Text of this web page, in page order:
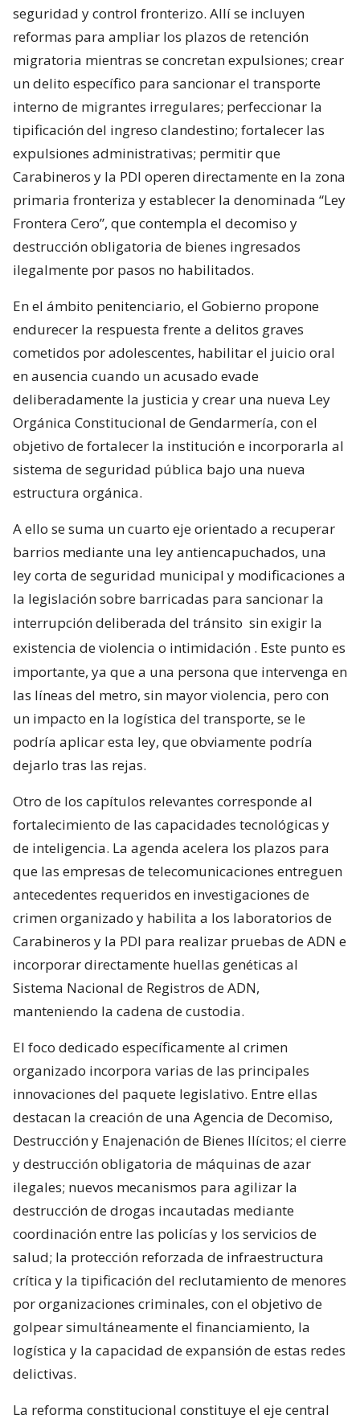
seguridad y control fronterizo. Allí se incluyen
reformas para ampliar los plazos de retención
migratoria mientras se concretan expulsiones; crear
un delito específico para sancionar el transporte
interno de migrantes irregulares; perfeccionar la
tipificación del ingreso clandestino; fortalecer las
expulsiones administrativas; permitir que
Carabineros y la PDI operen directamente en la zona
primaria fronteriza y establecer la denominada “Ley
Frontera Cero”, que contempla el decomiso y
destrucción obligatoria de bienes ingresados
ilegalmente por pasos no habilitados.
En el ámbito penitenciario, el Gobierno propone
endurecer la respuesta frente a delitos graves
cometidos por adolescentes, habilitar el juicio oral
en ausencia cuando un acusado evade
deliberadamente la justicia y crear una nueva Ley
Orgánica Constitucional de Gendarmería, con el
objetivo de fortalecer la institución e incorporarla al
sistema de seguridad pública bajo una nueva
estructura orgánica.
A ello se suma un cuarto eje orientado a recuperar
barrios mediante una ley antiencapuchados, una
ley corta de seguridad municipal y modificaciones a
la legislación sobre barricadas para sancionar la
interrupción deliberada del tránsito sin exigir la
existencia de violencia o intimidación . Este punto es
importante, ya que a una persona que intervenga en
las líneas del metro, sin mayor violencia, pero con
un impacto en la logística del transporte, se le
podría aplicar esta ley, que obviamente podría
dejarlo tras las rejas.
Otro de los capítulos relevantes corresponde al
fortalecimiento de las capacidades tecnológicas y
de inteligencia. La agenda acelera los plazos para
que las empresas de telecomunicaciones entreguen
antecedentes requeridos en investigaciones de
crimen organizado y habilita a los laboratorios de
Carabineros y la PDI para realizar pruebas de ADN e
incorporar directamente huellas genéticas al
Sistema Nacional de Registros de ADN,
manteniendo la cadena de custodia.
El foco dedicado específicamente al crimen
organizado incorpora varias de las principales
innovaciones del paquete legislativo. Entre ellas
destacan la creación de una Agencia de Decomiso,
Destrucción y Enajenación de Bienes Ilícitos; el cierre
y destrucción obligatoria de máquinas de azar
ilegales; nuevos mecanismos para agilizar la
destrucción de drogas incautadas mediante
coordinación entre las policías y los servicios de
salud; la protección reforzada de infraestructura
crítica y la tipificación del reclutamiento de menores
por organizaciones criminales, con el objetivo de
golpear simultáneamente el financiamiento, la
logística y la capacidad de expansión de estas redes
delictivas.
La reforma constitucional constituye el eje central